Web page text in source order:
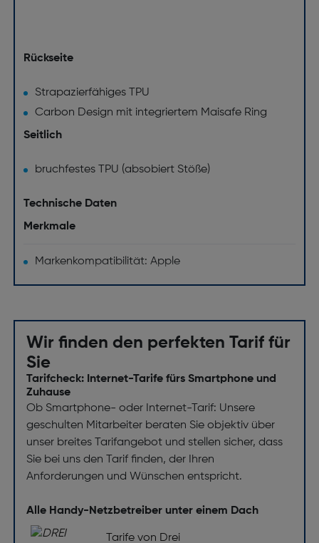
Rückseite
Strapazierfähiges TPU
Carbon Design mit integriertem Maisafe Ring
Seitlich
bruchfestes TPU (absobiert Stöße)
Technische Daten
Merkmale
Markenkompatibilität: Apple
Wir finden den perfekten Tarif für
Sie
Tarifcheck: Internet-Tarife fürs Smartphone und
Zuhause
Ob Smartphone- oder Internet-Tarif: Unsere
geschulten Mitarbeiter beraten Sie objektiv über
unser breites Tarifangebot und stellen sicher, dass
Sie bei uns den Tarif finden, der Ihren
Anforderungen und Wünschen entspricht.
Alle Handy-Netzbetreiber unter einem Dach
Tarife von Drei